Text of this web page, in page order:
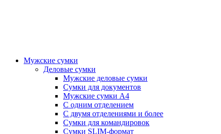
Мужские сумки
Деловые сумки
Мужские деловые сумки
Сумки для документов
Мужские сумки А4
С одним отделением
С двумя отделениями и более
Сумки для командировок
Сумки SLIM-формат